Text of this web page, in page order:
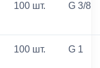
100 шт. G 3/8
100 шт. G 1